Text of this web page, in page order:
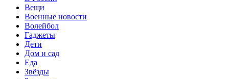
Вещи
Военные новости
Волейбол
Гаджеты
Дети
Дом и сад
Еда
Звёзды